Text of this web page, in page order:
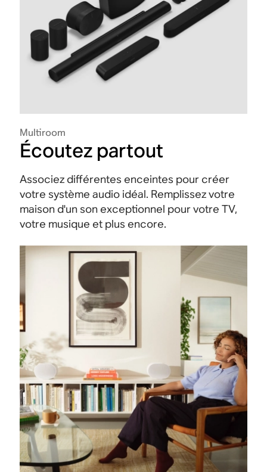
Multiroom
Écoutez partout
Associez différentes enceintes pour créer
votre système audio idéal. Remplissez votre
maison d'un son exceptionnel pour votre TV,
votre musique et plus encore.